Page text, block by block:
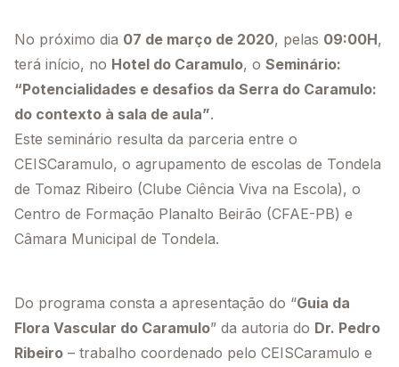
No próximo dia 07 de março de 2020, pelas 09:00H,
terá início, no Hotel do Caramulo, o Seminário:
“Potencialidades e desafios da Serra do Caramulo:
do contexto à sala de aula”.
Este seminário resulta da parceria entre o
CEISCaramulo, o agrupamento de escolas de Tondela
de Tomaz Ribeiro (Clube Ciência Viva na Escola), o
Centro de Formação Planalto Beirão (CFAE-PB) e
Câmara Municipal de Tondela.
Do programa consta a apresentação do “Guia da
Flora Vascular do Caramulo” da autoria do Dr. Pedro
Ribeiro – trabalho coordenado pelo CEISCaramulo e